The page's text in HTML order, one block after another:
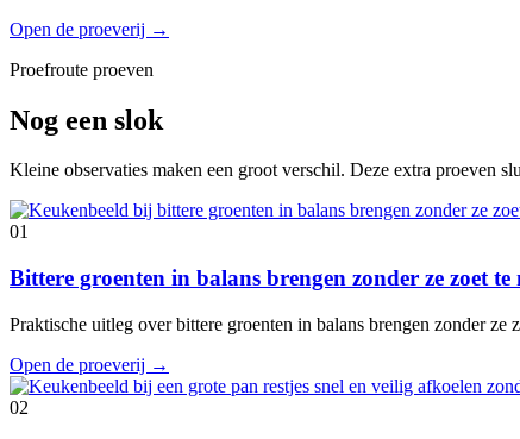
Open de proeverij →
Proefroute proeven
Nog een slok
Kleine observaties maken een groot verschil. Deze extra proeven
01
Bittere groenten in balans brengen zonder ze zoet te
Praktische uitleg over bittere groenten in balans brengen zonder ze
Open de proeverij →
02